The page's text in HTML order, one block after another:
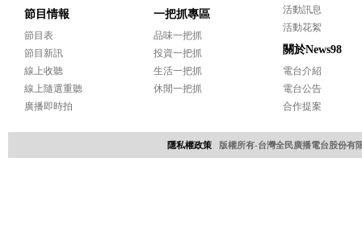
節目情報
節目表
節目新訊
線上收聽
線上隨選重聽
廣播即時拍
一把抓專區
品味一把抓
投資一把抓
生活一把抓
休閒一把抓
活動訊息
活動花絮
關於News98
電台介紹
電台公告
合作提案
隱私權政策 版權所有-台灣全民廣播電台股份有